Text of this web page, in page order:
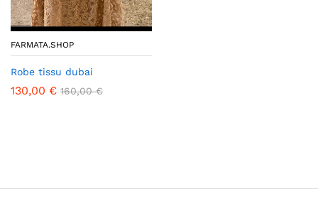
FARMATA.SHOP
Robe tissu dubai
130,00 € 160,00€